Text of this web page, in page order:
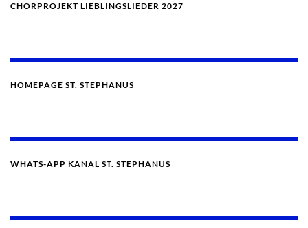
CHORPROJEKT LIEBLINGSLIEDER 2027
HOMEPAGE ST. STEPHANUS
WHATS-APP KANAL ST. STEPHANUS